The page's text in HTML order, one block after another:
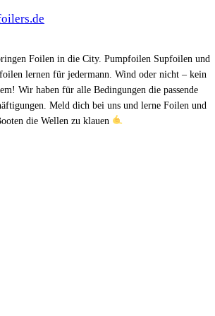
Foilen in die City. Pumpfoilen Supfoilen und
lernen für jedermann. Wind oder nicht – kein
Wir haben für alle Bedingungen die passende
Meld dich bei uns und lerne Foilen und
die Wellen zu klauen